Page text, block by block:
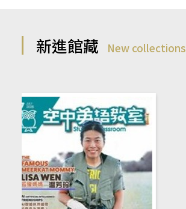
新進館藏 New collections